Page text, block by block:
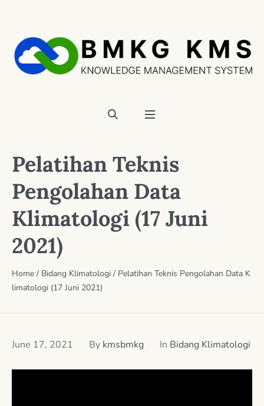
Pelatihan Teknis
Pengolahan Data
Klimatologi (17 Juni
2021)
Home / Bidang Klimatologi / Pelatihan Teknis Pengolahan Data K
limatologi (17 Juni 2021)
June 17, 2021 By kmsbmkg In Bidang Klimatologi